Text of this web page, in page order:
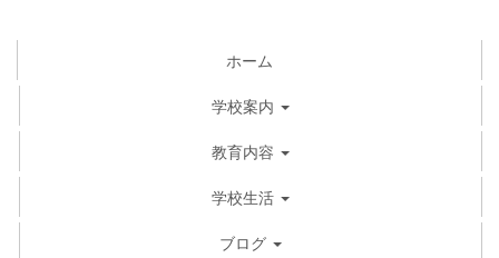
ホーム
学校案内
教育内容
学校生活
ブログ